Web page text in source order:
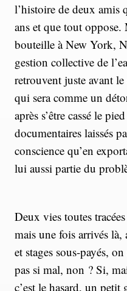
l’histoire de deux amis
ans et que tout oppose.
bouteille à New York,
gestion collective de
retrouvent juste avant
qui sera comme un
après s’être cassé le
documentaires laissés
conscience qu’en
lui aussi partie du
Deux vies toutes
mais une fois arrivés là,
et stages sous-payés,
pas si mal, non ? Si,
c’est le hasard, un petit